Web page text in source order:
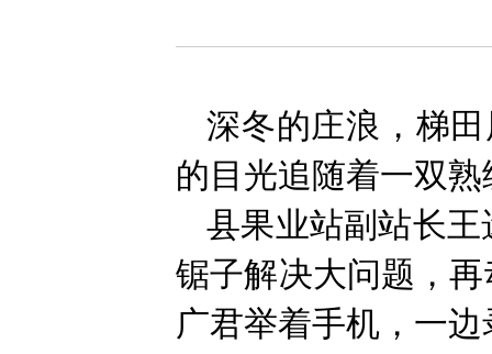
深冬的庄浪，梯
的目光追随着一双
县果业站副站长
锯子解决大问题，
广君举着手机，一